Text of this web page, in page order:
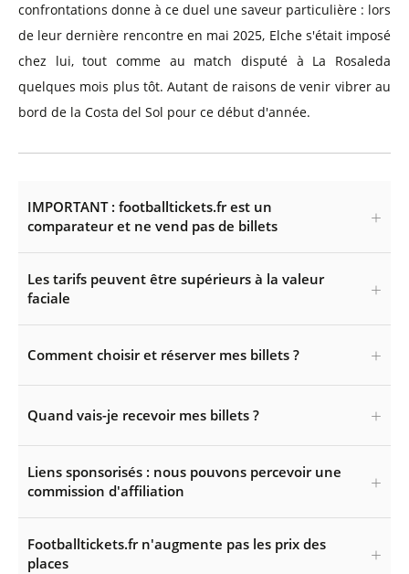
confrontations donne à ce duel une saveur particulière : lors
de leur dernière rencontre en mai 2025, Elche s'était imposé
chez lui, tout comme au match disputé à La Rosaleda
quelques mois plus tôt. Autant de raisons de venir vibrer au
bord de la Costa del Sol pour ce début d'année.
IMPORTANT : footballtickets.fr est un
comparateur et ne vend pas de billets
Les tarifs peuvent être supérieurs à la valeur
faciale
Comment choisir et réserver mes billets ?
Quand vais-je recevoir mes billets ?
Liens sponsorisés : nous pouvons percevoir une
commission d'affiliation
Footballtickets.fr n'augmente pas les prix des
places